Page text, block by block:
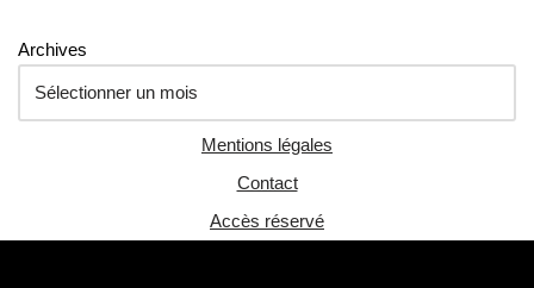
Archives
Mentions légales
Contact
Accès réservé